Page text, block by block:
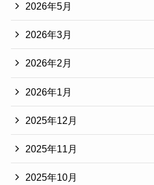
2026年5月
2026年3月
2026年2月
2026年1月
2025年12月
2025年11月
2025年10月